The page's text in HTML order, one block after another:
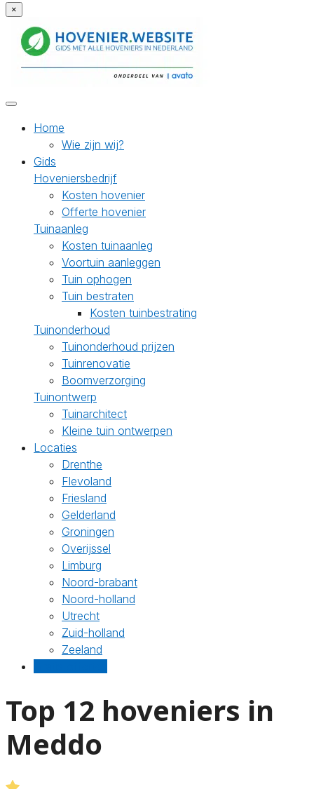
×
Home
Wie zijn wij?
Gids
Hoveniersbedrijf
Kosten hovenier
Offerte hovenier
Tuinaanleg
Kosten tuinaanleg
Voortuin aanleggen
Tuin ophogen
Tuin bestraten
Kosten tuinbestrating
Tuinonderhoud
Tuinonderhoud prijzen
Tuinrenovatie
Boomverzorging
Tuinontwerp
Tuinarchitect
Kleine tuin ontwerpen
Locaties
Drenthe
Flevoland
Friesland
Gelderland
Groningen
Overijssel
Limburg
Noord-brabant
Noord-holland
Utrecht
Zuid-holland
Zeeland
Top 12 hoveniers in
Meddo